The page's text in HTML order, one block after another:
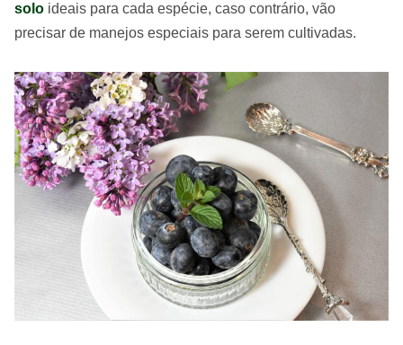
solo ideais para cada espécie, caso contrário, vão
precisar de manejos especiais para serem cultivadas.